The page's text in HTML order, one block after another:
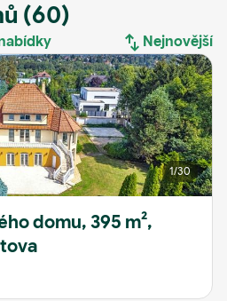
(60)
Nejnovější
Nejnovější
Nejstarší
Nejdražší
Nejlevnější
1/30
domu, 395 m²,